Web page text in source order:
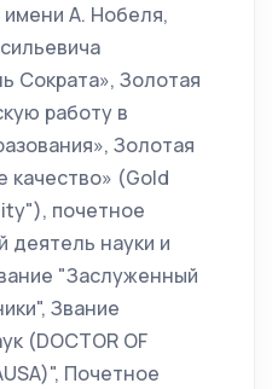
А. Нобеля,
Сократа», Золотая
работу в
Золотая
качество» (Gold
почетное
деятель науки и
"Заслуженный
Звание
(DOCTOR OF
Почетное